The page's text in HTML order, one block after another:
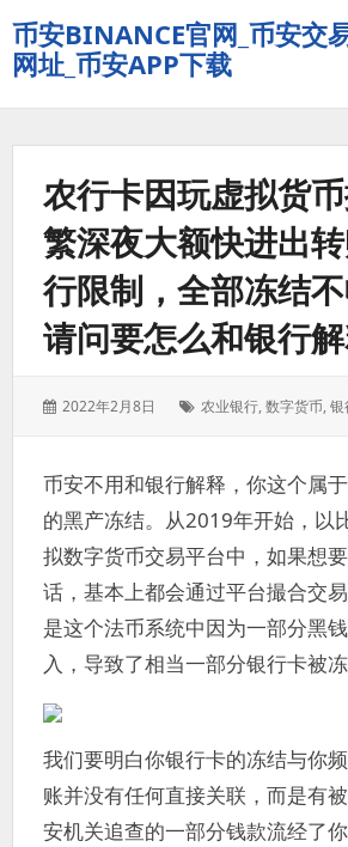
币安BINANCE官网_币安交
网址_币安APP下载
农行卡因玩虚拟货
繁深夜大额快进出
行限制，全部冻结不
请问要怎么和银行
发
2022年2月8日
标
农业银行,数字货币,银
币安不用和银行解释，你这个属
的黑产冻结。从2019年开始，以
拟数字货币交易平台中，如果想
话，基本上都会通过平台撮合交
是这个法币系统中因为一部分黑
入，导致了相当一部分银行卡被冻
我们要明白你银行卡的冻结与你
账并没有任何直接关联，而是有
安机关追查的一部分钱款流经了